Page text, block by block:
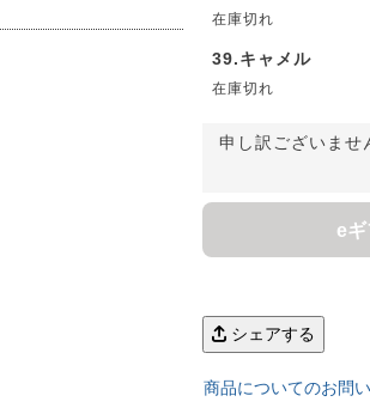
在庫切れ
39.キャメル
在庫切れ
申し訳ございませ
e
シェアする
商品についてのお問